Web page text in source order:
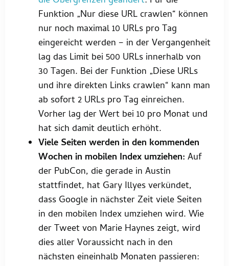
Funktion „Nur diese URL crawlen“ können
nur noch maximal 10 URLs pro Tag
eingereicht werden – in der Vergangenheit
lag das Limit bei 500 URLs innerhalb von
30 Tagen. Bei der Funktion „Diese URLs
und ihre direkten Links crawlen“ kann man
ab sofort 2 URLs pro Tag einreichen.
Vorher lag der Wert bei 10 pro Monat und
hat sich damit deutlich erhöht.
Viele Seiten werden in den kommenden
Wochen in mobilen Index umziehen: Auf
der PubCon, die gerade in Austin
stattfindet, hat Gary Illyes verkündet,
dass Google in nächster Zeit viele Seiten
in den mobilen Index umziehen wird. Wie
der Tweet von Marie Haynes zeigt, wird
dies aller Voraussicht nach in den
nächsten eineinhalb Monaten passieren: